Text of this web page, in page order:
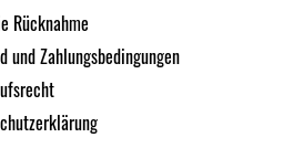
Rücknahme
und Zahlungsbedingungen